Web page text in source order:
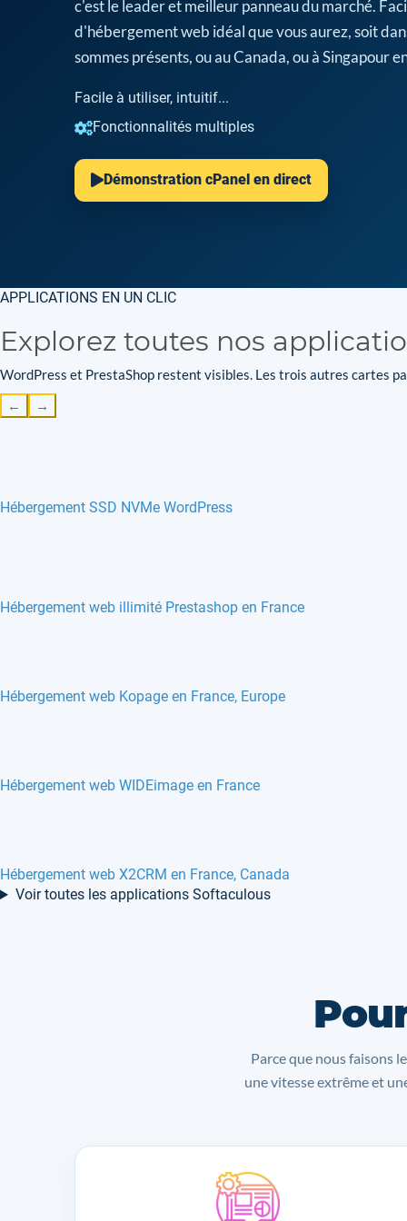
c'est le leader et meilleur panneau du marché.
d'hébergement web idéal que vous aurez, soit
sommes présents, ou au Canada, ou à Singapour
Facile à utiliser, intuitif...
Fonctionnalités multiples
Démonstration cPanel en direct
APPLICATIONS EN UN CLIC
Explorez toutes nos
WordPress et PrestaShop restent visibles. Les trois autres cartes
← →
Hébergement SSD NVMe WordPress
Hébergement web illimité Prestashop en France
Hébergement web Kopage en France, Europe
Hébergement web WIDEimage en France
Hébergement web X2CRM en France, Canada
Voir toutes les applications Softaculous
Parce que nous faisons
une vitesse extrême et